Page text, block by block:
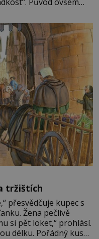
zemí a k tomu
tržištích
přesvědčuje kupec s
Žena pečlivě
si pět loket,“ prohlásí.
délku. Pořádný kus